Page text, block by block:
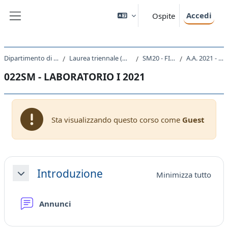
Ospite Accedi
Dipartimento di Fisica Laurea triennale (DM270) SM20 - FISICA A.A. 2021 - 2022
022SM - LABORATORIO I 2021
Sta visualizzando questo corso come Guest
Schema della sezione
MinimizzaIntroduzione Minimizza tutto
Annunci